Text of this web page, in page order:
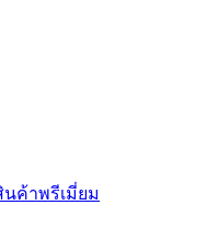
นค้าพรีเมี่ยม